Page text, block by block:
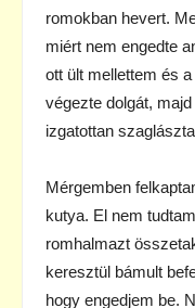
romokban hevert.
miért nem engedte
ott ült mellettem és
végezte dolgát,
izgatottan
Mérgemben
kutya. El nem
romhalmazt
keresztül bámult
hogy engedjem be.